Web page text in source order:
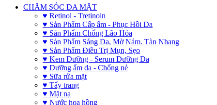
CHĂM SÓC DA MẶT
♥ Retinol - Tretinoin
♥ Sản Phẩm Cấp ẩm - Phục Hồi Da
♥ Sản Phẩm Chống Lão Hóa
♥ Sản Phẩm Sáng Da, Mờ Nám. Tàn Nhang
♥ Sản Phẩm Điều Trị Mụn, Sẹo
♥ Kem Dưỡng - Serum Dưỡng Da
♥ Dưỡng ẩm da - Chống nẻ
♥ Sữa rửa mặt
♥ Tẩy trang
♥ Mặt nạ
♥ Nước hoa hồng